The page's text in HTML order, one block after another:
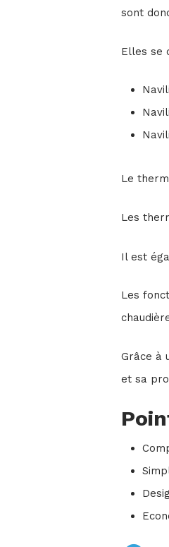
sont
Elles se
Le
Les
Il est
Les
Grâce à
et sa